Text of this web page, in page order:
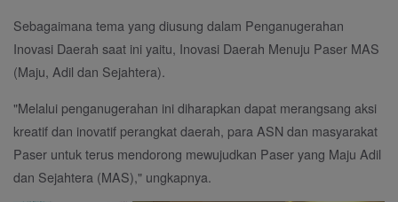
Sebagaimana tema yang diusung dalam Penganugerahan
Inovasi Daerah saat ini yaitu, Inovasi Daerah Menuju Paser MAS
(Maju, Adil dan Sejahtera).
"Melalui penganugerahan ini diharapkan dapat merangsang aksi
kreatif dan inovatif perangkat daerah, para ASN dan masyarakat
Paser untuk terus mendorong mewujudkan Paser yang Maju Adil
dan Sejahtera (MAS)," ungkapnya.